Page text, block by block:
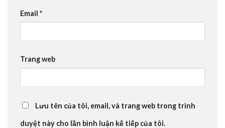
Email *
Trang web
Lưu tên của tôi, email, và trang web trong trình
duyệt này cho lần bình luận kế tiếp của tôi.